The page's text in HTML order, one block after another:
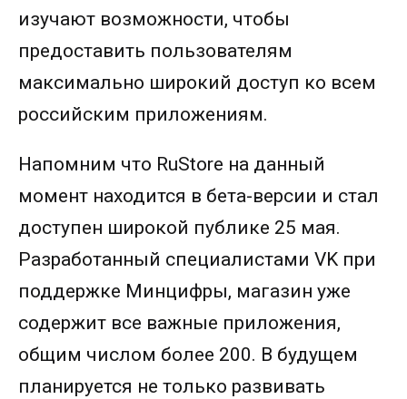
изучают возможности, чтобы
предоставить пользователям
максимально широкий доступ ко всем
российским приложениям.
Напомним что RuStore на данный
момент находится в бета-версии и стал
доступен широкой публике 25 мая.
Разработанный специалистами VK при
поддержке Минцифры, магазин уже
содержит все важные приложения,
общим числом более 200. В будущем
планируется не только развивать